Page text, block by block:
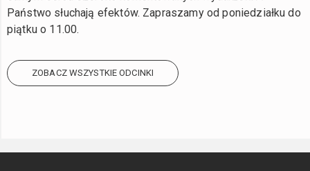
Państwo słuchają efektów. Zapraszamy od poniedziałku do
piątku o 11.00.
ZOBACZ WSZYSTKIE ODCINKI